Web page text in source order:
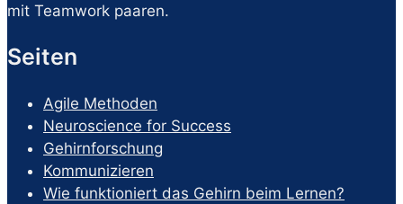
mit Teamwork paaren.
Seiten
Agile Methoden
Neuroscience for Success
Gehirnforschung
Kommunizieren
Wie funktioniert das Gehirn beim Lernen?